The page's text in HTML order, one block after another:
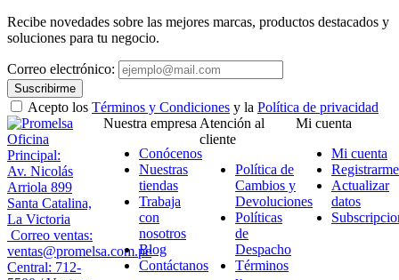
Recibe novedades sobre las mejores marcas, productos destacados y
soluciones para tu negocio.
Correo electrónico:
Suscribirme
Acepto los Términos y Condiciones y la Política de privacidad
Oficina
Principal:
Av. Nicolás
Arriola 899
Santa Catalina,
La Victoria
Correo ventas:
ventas@promelsa.com.pe
Central: 712-
Nuestra empresa
Conócenos
Nuestras
tiendas
Trabaja
con
nosotros
Blog
Contáctanos
Atención al
cliente
Política de
Cambios y
Devoluciones
Políticas
de
Despacho
Términos
Mi cuenta
Mi cuenta
Registrarme
Actualizar
datos